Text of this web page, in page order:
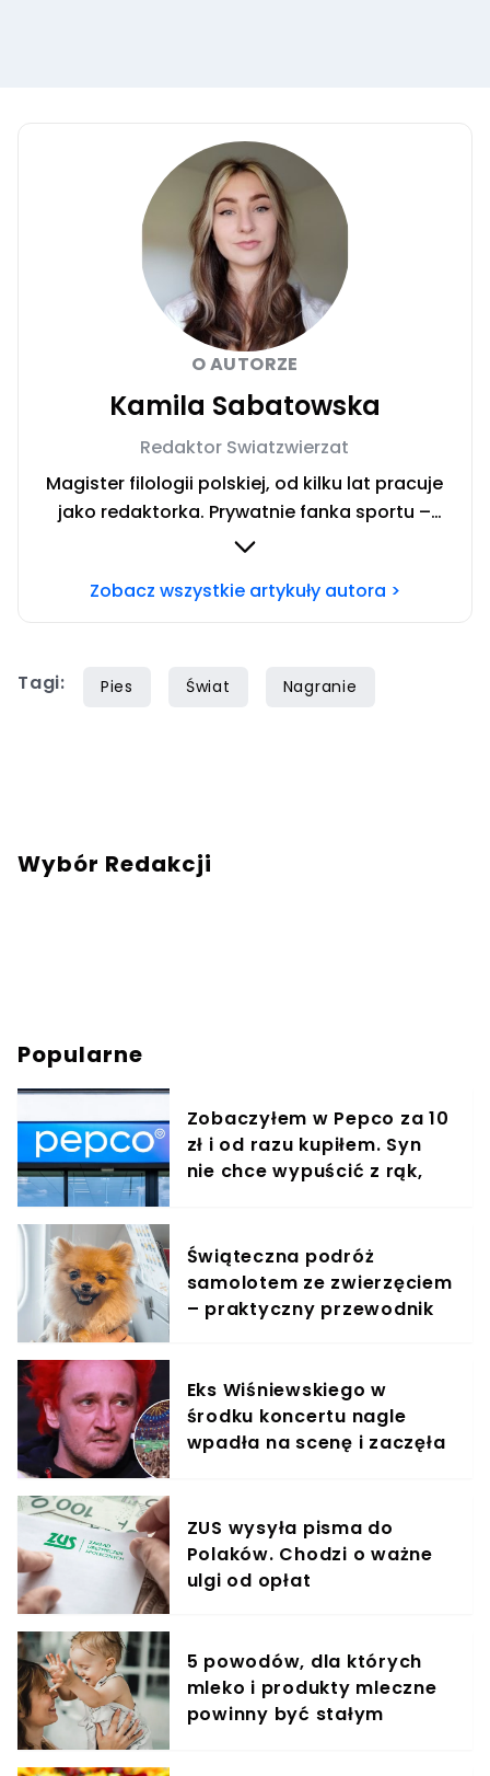
O AUTORZE
Kamila Sabatowska
Redaktor Swiatzwierzat
Magister filologii polskiej, od kilku lat pracuje
jako redaktorka. Prywatnie fanka sportu –
zwłaszcza siatkówki i miłośniczka zwierząt.
ze mną skontaktować?Napisz adresowaną do
Zobacz wszystkie artykuły autora >
Tagi: Pies Świat Nagranie
Wybór Redakcji
Popularne
Zobaczyłem w Pepco za 10
zł i od razu kupiłem. Syn
nie chce wypuścić z rąk,
Świąteczna podróż
samolotem ze zwierzęciem
– praktyczny przewodnik
Eks Wiśniewskiego w
środku koncertu nagle
wpadła na scenę i zaczęła
ZUS wysyła pisma do
Polaków. Chodzi o ważne
ulgi od opłat
5 powodów, dla których
mleko i produkty mleczne
powinny być stałym